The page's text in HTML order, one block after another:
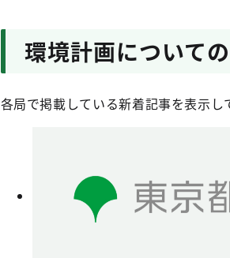
環境計画について
各局で掲載している新着記事を表示し